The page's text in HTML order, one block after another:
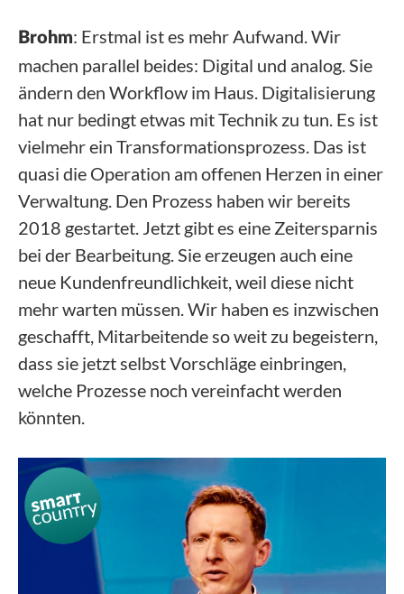
Brohm: Erstmal ist es mehr Aufwand. Wir
machen parallel beides: Digital und analog. Sie
ändern den Workflow im Haus. Digitalisierung
hat nur bedingt etwas mit Technik zu tun. Es ist
vielmehr ein Transformationsprozess. Das ist
quasi die Operation am offenen Herzen in einer
Verwaltung. Den Prozess haben wir bereits
2018 gestartet. Jetzt gibt es eine Zeitersparnis
bei der Bearbeitung. Sie erzeugen auch eine
neue Kundenfreundlichkeit, weil diese nicht
mehr warten müssen. Wir haben es inzwischen
geschafft, Mitarbeitende so weit zu begeistern,
dass sie jetzt selbst Vorschläge einbringen,
welche Prozesse noch vereinfacht werden
könnten.
Video-
Player